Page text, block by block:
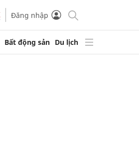
Đăng nhập
Bất động sản Du lịch